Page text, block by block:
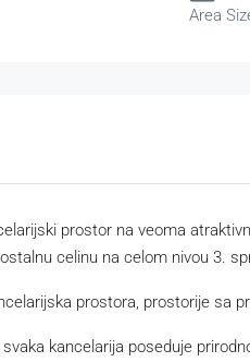
Area
prostor na veoma
celinu na celom nivou 3.
prostora, prostorije sa
kancelarija poseduje